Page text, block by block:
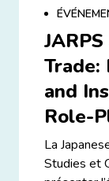
découvrir
concrets
comme
Découvrez
peuvent
émotions
conférence
Trade:
and
Role-
La
Studies et